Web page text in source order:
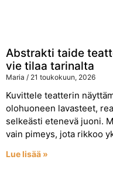
Abstrakti taide
vie tilaa tarinalta
Maria 21 toukokuun, 2026
Kuvittele teatterin
olohuoneen lavasteet,
selkeästi etenevä juoni.
vain pimeys, jota rikkoo
Lue lisää »